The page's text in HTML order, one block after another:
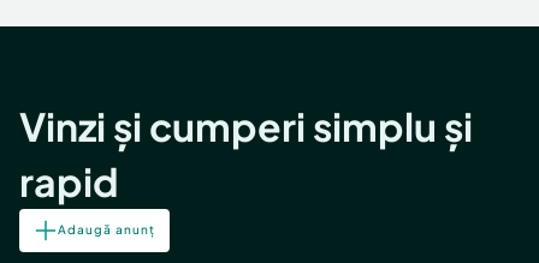
Vinzi și cumperi simplu și
rapid
Adaugă anunț